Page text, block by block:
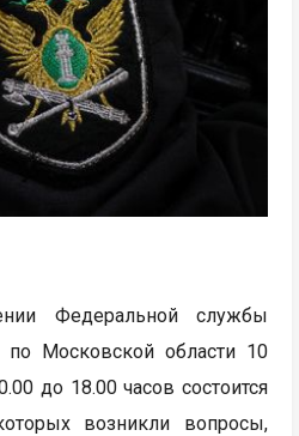
Федеральной службы
по Московской области 10
до 18.00 часов состоится
возникли вопросы,